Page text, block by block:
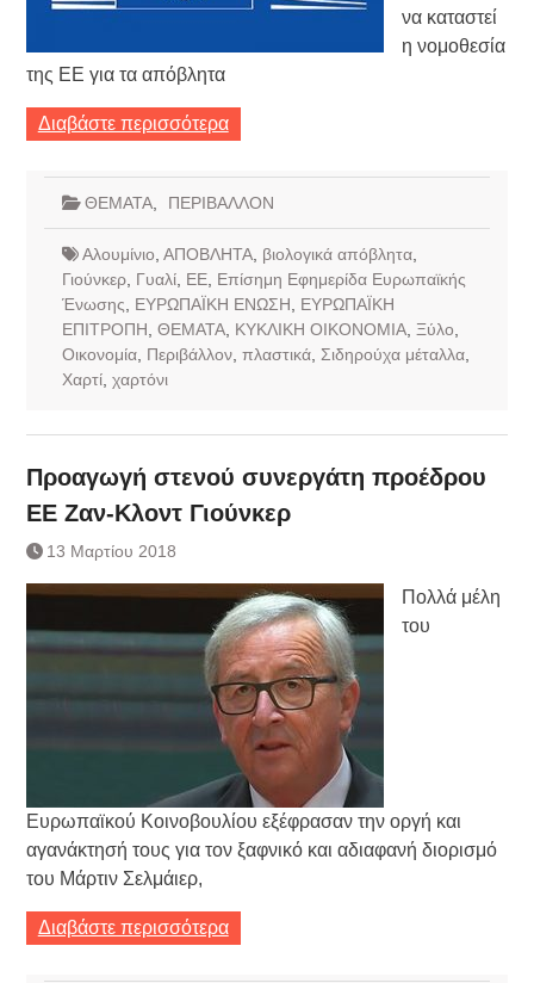
να καταστεί
η νομοθεσία
της ΕΕ για τα απόβλητα
Διαβάστε περισσότερα
ΘΕΜΑΤΑ, ΠΕΡΙΒΑΛΛΟΝ
Αλουμίνιο ΑΠΟΒΛΗΤΑ, βιολογικά απόβλητα,
Γιούνκερ, Γυαλί, ΕΕ, Επίσημη Εφημερίδα Ευρωπαϊκής
Ένωσης
ΕΥΡΩΠΑΪΚΗ ΕΝΩΣΗ
ΕΥΡΩΠΑΪΚΗ
ΕΠΙΤΡΟΠΗ ΘΕΜΑΤΑ, ΚΥΚΛΙΚΗ ΟΙΚΟΝΟΜΙΑ, Ξύλο
Οικονομία, Περιβάλλον, πλαστικά, Σιδηρούχα μέταλλα,
Χαρτί, χαρτόνι
Προαγωγή στενού συνεργάτη προέδρου
ΕΕ Ζαν-Κλοντ Γιούνκερ
13 Μαρτίου 2018
Πολλά μέλη
του
Ευρωπαϊκού Κοινοβουλίου εξέφρασαν την οργή και
αγανάκτησή τους για τον ξαφνικό και αδιαφανή διορισμό
του Μάρτιν Σελμάιερ,
Διαβάστε περισσότερα